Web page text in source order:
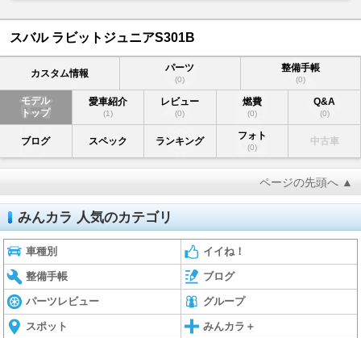
スバル ラビットジュニアS301B
カスタム情報 パーツ
(0)
整備手帳
(0)
モデル
トップ
愛車紹介
(1)
レビュー
(0)
燃費
(0)
Q&A
(0)
ブログ スペック ランキング フォト
(0)
中古車
ページの先頭へ ▲
みんカラ 人気のカテゴリ
車種別 イイね！
整備手帳 ブログ
パーツレビュー グループ
スポット みんカラ＋